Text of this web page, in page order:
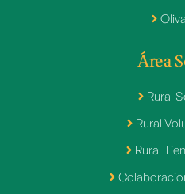
Área
Rural
Rural
Rural